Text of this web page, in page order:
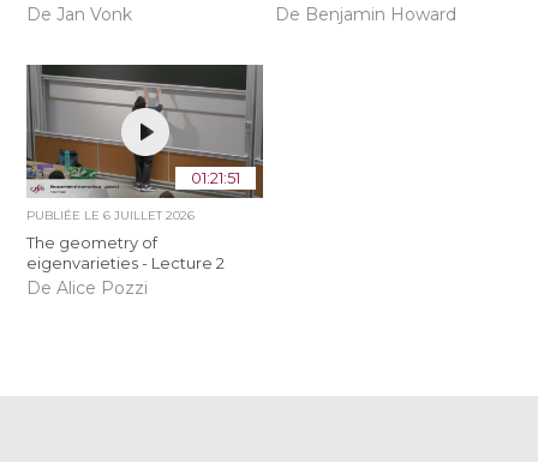
De Jan Vonk De Benjamin Howard
01:21:51
PUBLIÉE LE6 JUILLET 2026
The geometry of
eigenvarieties - Lecture 2
De Alice Pozzi